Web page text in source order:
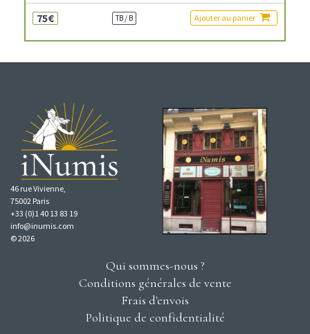
75€ TB / B Ajouter au panier
46 rue Vivienne,
75002 Paris
+33 (0)1 40 13 83 19
info@inumis.com
© 2026
Qui sommes-nous ?
Conditions générales de vente
Frais d'envois
Politique de confidentialité